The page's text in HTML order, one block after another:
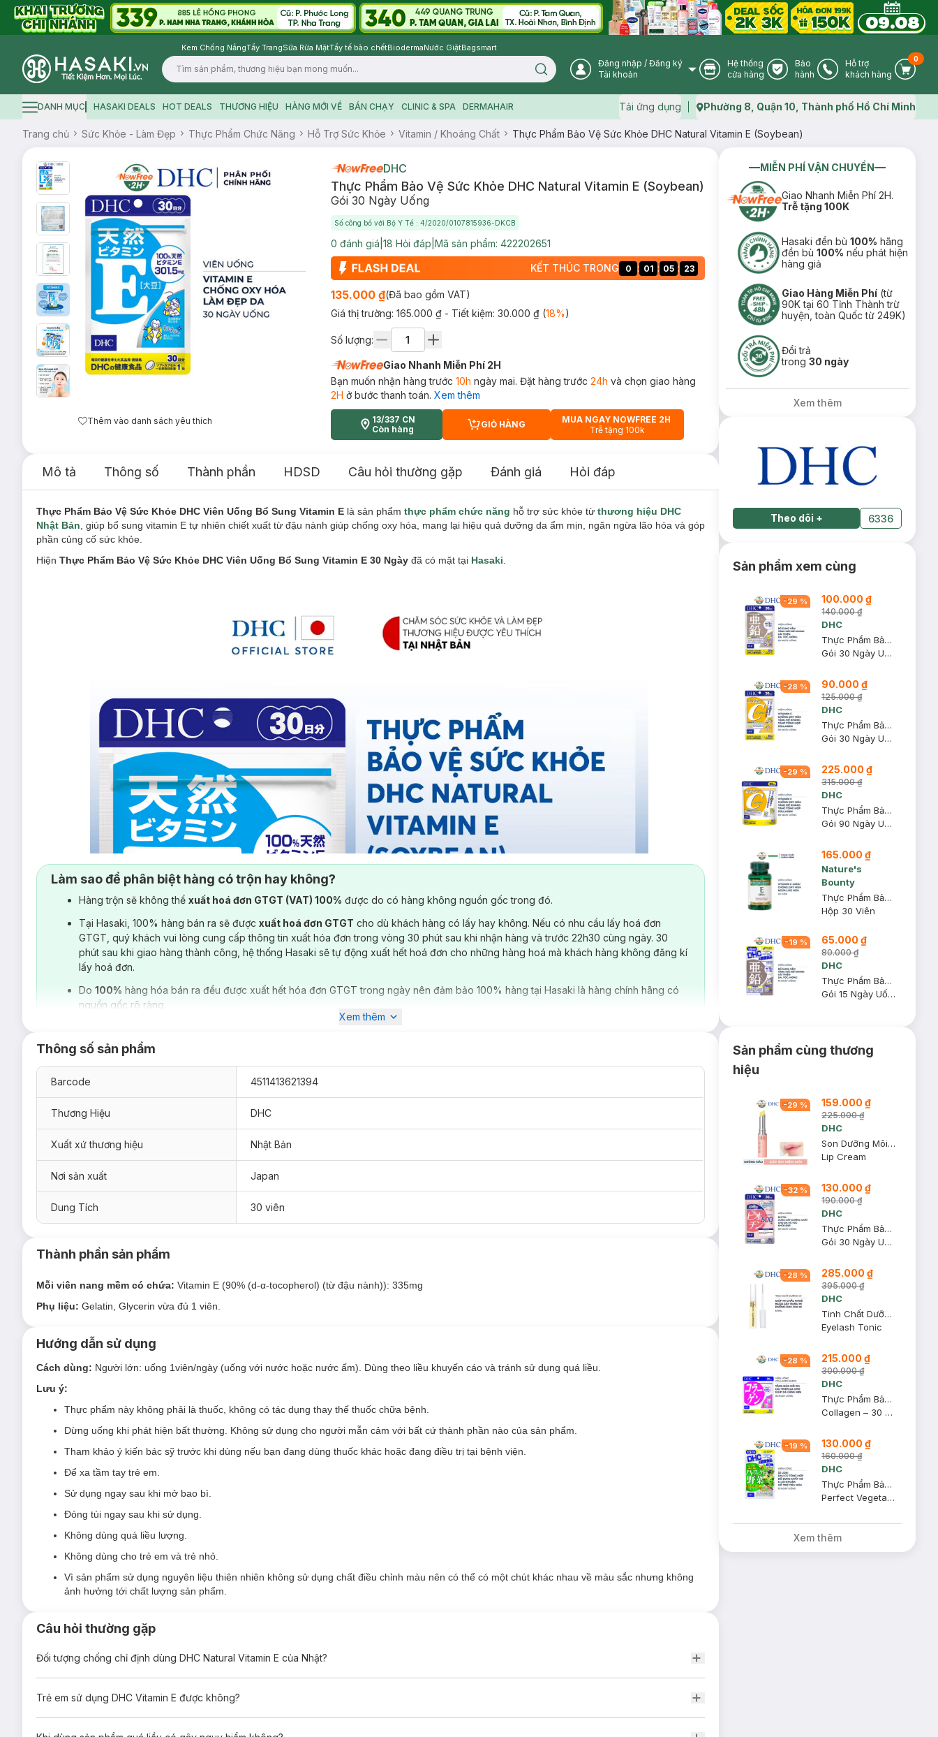
Kem Chống NắngTẩy TrangSữa Rửa MặtTẩy tế bào chếtBiodermaNước GiặtBagsmart
Logo
Search icon User Icon
Đăng nhập / Đăng ký
Tài khoản
Store Icon
Hệ thống
cửa hàng
Warranty Icon
Bảo
hành
Phone Icon
Hỗ trợ
khách hàng
Cart
0
Hamburger icon
DANH MỤC HASAKI DEALS HOT DEALS THƯƠNG HIỆU HÀNG MỚI VỀ BÁN CHẠY CLINIC & SPA DERMAHAIR Tải ứng dụng Map icon
Phường 8, Quận 10, Thành phố Hồ Chí Minh
Trang chủ Sức Khỏe - Làm Đẹp Thực Phẩm Chức Năng Hỗ Trợ Sức Khỏe Vitamin / Khoáng Chất Thực Phẩm Bảo Vệ Sức Khỏe DHC Natural Vitamin E (Soybean)
Thêm vào danh sách yêu thích
DHC
Thực Phẩm Bảo Vệ Sức Khỏe DHC Natural Vitamin E (Soybean)
Gói 30 Ngày Uống
Số công bố với Bộ Y Tế : 4/2020/0107815936-DKCB
0 đánh giá 18 Hỏi đáp Mã sản phẩm: 422202651
KẾT THÚC TRONG 0 : 01 : 05 : 22
135.000 ₫(Đã bao gồm VAT)
Giá thị trường: 165.000 ₫ - Tiết kiệm: 30.000 ₫(18%)
Số lượng:
Giao Nhanh Miễn Phí 2H
Bạn muốn nhận hàng trước 10h ngày mai. Đặt hàng trước 24h và chọn giao hàng
2H ở bước thanh toán. Xem thêm
13/337 CN
Còn hàng
CART PLUS ICON
GIỎ HÀNG
MUA NGAY NOWFREE 2H
Trễ tặng 100k
Mô tả Thông số Thành phần HDSD Câu hỏi thường gặp Đánh giá Hỏi đáp
Thực Phẩm Bảo Vệ Sức Khỏe DHC Viên Uống Bổ Sung Vitamin E là sản phẩm thực phẩm chức năng hỗ trợ sức khỏe từ thương hiệu DHC
Nhật Bản , giúp bổ sung vitamin E tự nhiên chiết xuất từ đậu nành giúp chống oxy hóa, mang lại hiệu quả dưỡng da ẩm mịn, ngăn ngừa lão hóa và góp
phần củng cố sức khỏe.
Hiện Thực Phẩm Bảo Vệ Sức Khỏe DHC Viên Uống Bổ Sung Vitamin E 30 Ngày đã có mặt tại Hasaki
Đối tượng sử dụng:
Người muốn đẹp da.
Thực Phẩm Bảo Vệ Sức Khỏe DHC Vitamin E Dạng Viên Uống
dạng vitamin E có hiệu quả tối ưu nhất và được khuyến nghị dùng mỗi ngày, giúp mang lại các công dụng:
Ngăn ngừa lão hóa nhờ khả năng chống oxy hóa tuyệt vời, giúp b
ảo vệ da khỏi tác động của gốc tự do và chất béo có hại trong cơ thể cũng như
Kháng viêm cho cơ thể,giảm hiện tượng da bị kích ứng, viêm, đau rát. Khi có vết thương cũng mau lành hơn và không để lại sẹo.
Làm sao để phân biệt hàng có trộn hay không?
Hàng trộn sẽ không thể xuất hoá đơn GTGT (VAT) 100% được do có hàng không nguồn gốc trong đó.
Tại Hasaki, 100% hàng bán ra sẽ được xuất hoá đơn GTGT cho dù khách hàng có lấy hay không. Nếu có nhu cầu lấy hoá đơn
GTGT, quý khách vui lòng cung cấp thông tin xuất hóa đơn trong vòng 30 phút sau khi nhận hàng và trước 22h30 cùng ngày. 30
phút sau khi giao hàng thành công, hệ thống Hasaki sẽ tự động xuất hết hoá đơn cho những hàng hoá mà khách hàng không đăng kí
lấy hoá đơn.
Do 100% hàng hóa bán ra đều được xuất hết hóa đơn GTGT trong ngày nên đảm bảo 100% hàng tại Hasaki là hàng chính hãng có
nguồn gốc rõ ràng.
Xem thêm
Thông số sản phẩm
Barcode 4511413621394
Thương Hiệu DHC
Xuất xứ thương hiệu Nhật Bản
Nơi sản xuất Japan
Dung Tích 30 viên
Thành phần sản phẩm
Mỗi viên nang mềm có chứa: Vitamin E (90% (d-α-tocopherol) (từ đậu nành)): 335mg
Phụ liệu: Gelatin, Glycerin vừa đủ 1 viên.
Hướng dẫn sử dụng
Cách dùng: Người lớn: uống 1viên/ngày (uống với nước hoặc nước ấm). Dùng theo liều khuyến cáo và tránh sử dụng quá liều.
Lưu ý:
Thực phẩm này không phải là thuốc, không có tác dụng thay thế thuốc chữa bệnh.
Dừng uống khi phát hiện bất thường. Không sử dụng cho người mẫn cảm với bất cứ thành phần nào của sản phẩm.
Tham khảo ý kiến bác sỹ trước khi dùng nếu bạn đang dùng thuốc khác hoặc đang điều trị tại bệnh viện.
Để xa tầm tay trẻ em.
Sử dụng ngay sau khi mở bao bì.
Đóng túi ngay sau khi sử dụng.
Không dùng quá liều lượng.
Không dùng cho trẻ em và trẻ nhỏ.
Vì sản phẩm sử dụng nguyên liệu thiên nhiên không sử dụng chất điều chỉnh màu nên có thể có một chút khác nhau về màu sắc nhưng không
ảnh hưởng tới chất lượng sản phẩm.
Câu hỏi thường gặp
Đối tượng chống chỉ định dùng DHC Natural Vitamin E của Nhật?
Trẻ em sử dụng DHC Vitamin E được không?
MIỄN PHÍ VẬN CHUYỂN
Giao Nhanh Miễn Phí 2H.
Trễ tặng 100K
Hasaki đền bù100% hãng
đền bù100% nếu phát hiện
hàng giả
Giao Hàng Miễn Phí (từ
90K tại 60 Tỉnh Thành trừ
huyện, toàn Quốc từ 249K)
Đổi trả
trong30 ngày
Xem thêm
Theo dõi + 6336
Sản phẩm xem cùng
-29 % 100.000 ₫
140.000 ₫
DHC
Thực Phẩm Bảo Vệ Sức Khỏe DHC Zinc
Gói 30 Ngày Uống
-28 % 90.000 ₫
125.000 ₫
DHC
Thực Phẩm Bảo Vệ Sức Khỏe DHC Vitamin C Hard Capsule
Gói 30 Ngày Uống
-29 % 225.000 ₫
315.000 ₫
DHC
Thực Phẩm Bảo Vệ Sức Khỏe DHC Vitamin C Hard Capsule
Gói 90 Ngày Uống
165.000 ₫
Nature's
Bounty
Thực Phẩm Bảo Vệ Sức Khỏe Vitamin E – 400IU
Hộp 30 Viên
-19 % 65.000 ₫
80.000 ₫
DHC
Thực Phẩm Bảo Vệ Sức Khỏe DHC Zinc
Gói 15 Ngày Uống
Sản phẩm cùng thương
hiệu
-29 % 159.000 ₫
225.000 ₫
DHC
Son Dưỡng Môi DHC Không Màu Hỗ Trợ Giảm Thâm Môi 1.5g
Lip Cream
-32 % 130.000 ₫
190.000 ₫
DHC
Thực Phẩm Bảo Vệ Sức Khỏe DHC Sustained Release Biotin
Gói 30 Ngày Uống
-28 % 285.000 ₫
395.000 ₫
DHC
Tinh Chất Dưỡng Mi DHC Eyelash Tonic 6.5ml
Eyelash Tonic
-28 % 215.000 ₫
300.000 ₫
DHC
Thực Phẩm Bảo Vệ Sức Khỏe DHC Dạng Viên Uống Collagen (New) 30 Ngày
Collagen – 30 days
-19 % 130.000 ₫
160.000 ₫
DHC
Thực Phẩm Bảo Vệ Sức Khỏe DHC Viên Uống Rau Củ Tổng Hợp 15 Ngày
Perfect Vegetable - Premium Japanese Harvest – 15 days
Xem thêm